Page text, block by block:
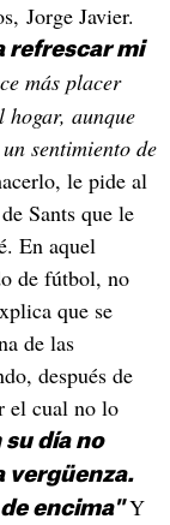
Jorge Javier.
refrescar mi
más placer
hogar, aunque
sentimiento de
le pide al
Sants que le
En aquel
de fútbol, no
que se
de las
después de
el cual no lo
su día no
vergüenza.
encima"Y